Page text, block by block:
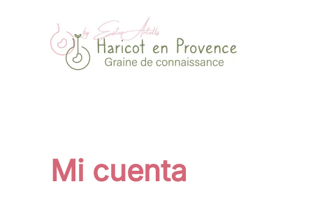
Ir al contenido principal
Mi cuenta